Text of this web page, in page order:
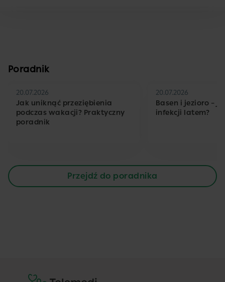
Poradnik
20.07.2026
Jak uniknąć przeziębienia
podczas wakacji? Praktyczny
poradnik
20.07.2026
Basen i jezioro –
infekcji latem?
Przejdź do poradnika